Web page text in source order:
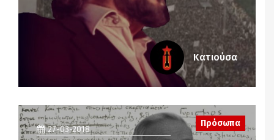
Κατιούσα
27-03-2018
Πρόσωπα